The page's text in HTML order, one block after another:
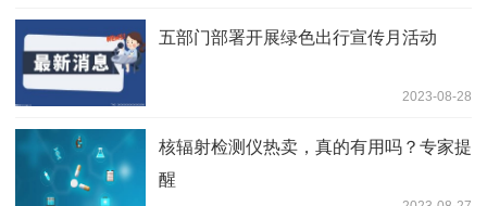
五部门部署开展绿色出行宣传月活动
2023-08-28
核辐射检测仪热卖，真的有用吗？专家提
醒